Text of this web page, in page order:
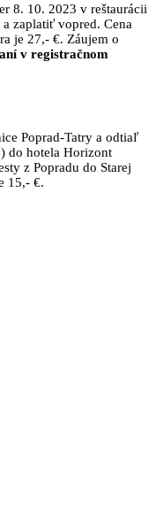
8. 10. 2023 v reštaurácii
zaplatiť vopred. Cena
je 27,- €. Záujem o
v registračnom
Poprad-Tatry a odtiaľ
do hotela Horizont
z Popradu do Starej
15,- €.